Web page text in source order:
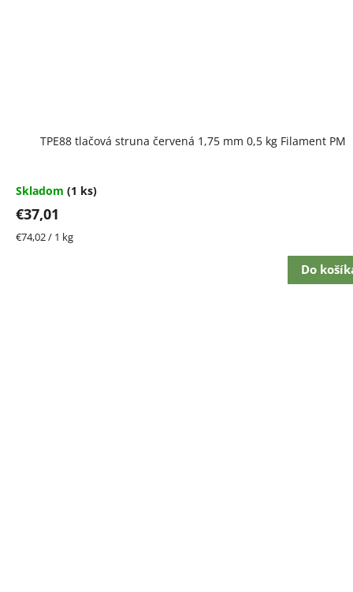
TPE88 tlačová struna červená 1,75 mm 0,5 kg Filament PM
Skladom (1 ks)
€37,01
Jednotková
€74,02 / 1 kg
Do